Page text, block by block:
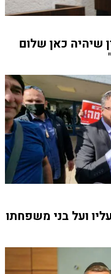
שיהיה כאן שלום
ועל בני משפחתו